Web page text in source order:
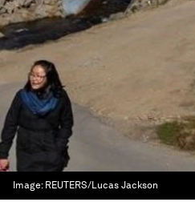
Image: REUTERS/Lucas Jackson